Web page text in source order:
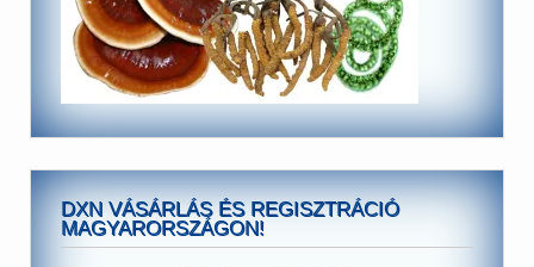
DXN VÁSÁRLÁS ÉS REGISZTRÁCIÓ
MAGYARORSZÁGON!